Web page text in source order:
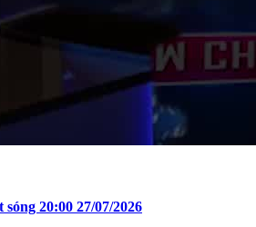
20:00 27/07/2026